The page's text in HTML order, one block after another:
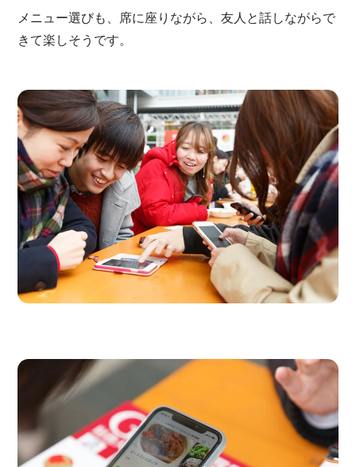
メニュー選びも、席に座りながら、友人と話しながらで
きて楽しそうです。